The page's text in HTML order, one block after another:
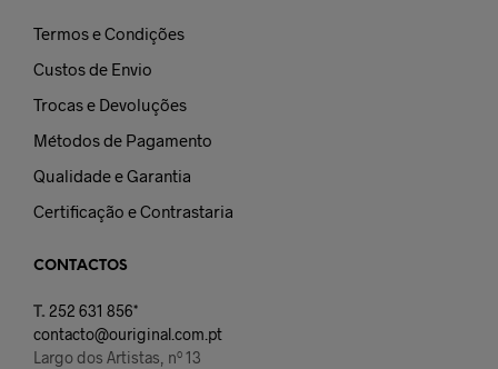
Termos e Condições
Custos de Envio
Trocas e Devoluções
Métodos de Pagamento
Qualidade e Garantia
Certificação e Contrastaria
CONTACTOS
T. 252 631 856*
contacto@ouriginal.com.pt
Largo dos Artistas, nº 13